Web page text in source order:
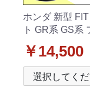
ホンダ 新型 FIT
ト GR系 GS系
ク柄シリーズ
￥14,500